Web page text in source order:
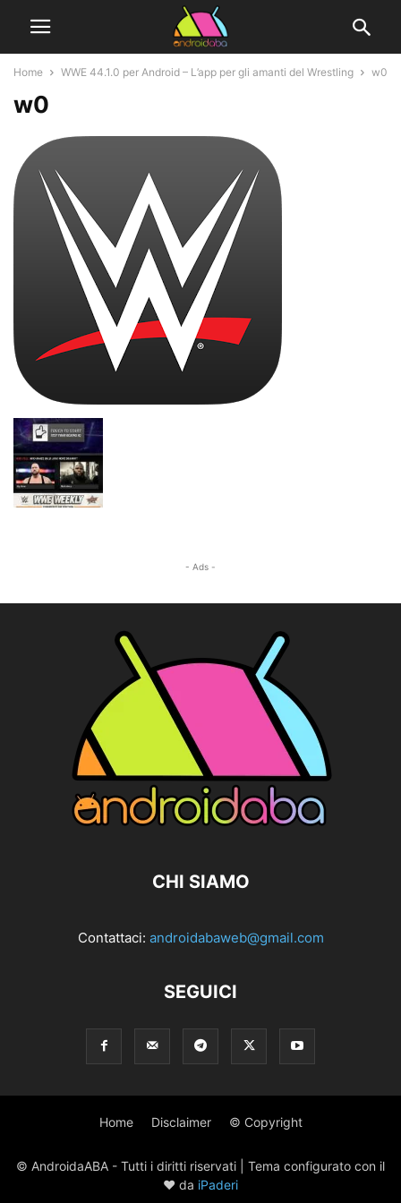
Home WWE 44.1.0 per Android – L’app per gli amanti del Wrestling w0
w0
- Ads -
CHI SIAMO
Contattaci: androidabaweb@gmail.com
SEGUICI
Home Disclaimer © Copyright
© AndroidaABA - Tutti i diritti riservati | Tema configurato con il
♥ da iPaderi